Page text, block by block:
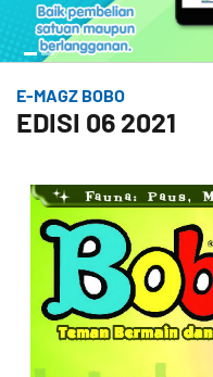
E-MAGZ BOBO
EDISI 06 2021